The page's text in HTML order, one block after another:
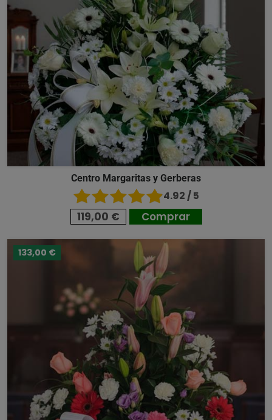
Centro Margaritas y Gerberas
4.92 / 5
119,00 € Comprar
133,00 €